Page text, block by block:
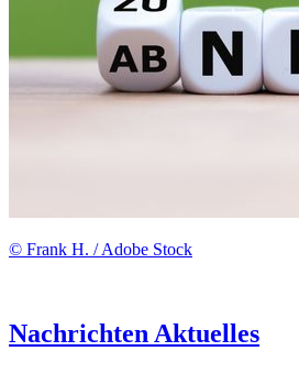
© Frank H. / Adobe Stock
NachrichtenAktuelles